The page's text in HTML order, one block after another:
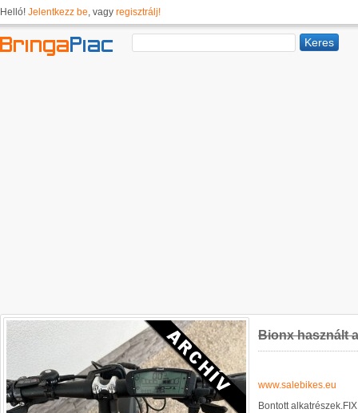
Helló! Jelentkezz be, vagy regisztrálj!
Bionx használt
www.salebikes.eu
Bontott